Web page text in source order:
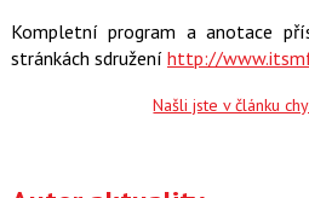
Kompletní program a anotace
stránkách sdružení http://
Našli jste v článku